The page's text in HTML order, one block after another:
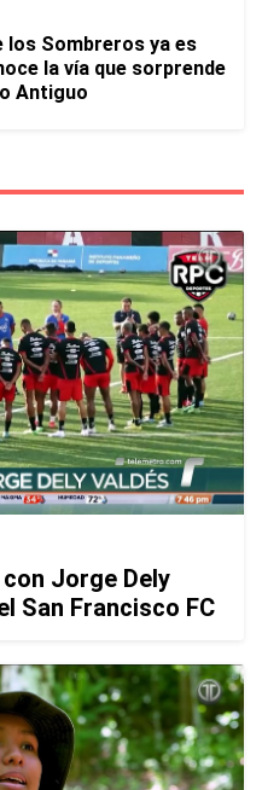
los Sombreros ya es
la vía que sorprende
Antiguo
Jorge Dely
San Francisco FC